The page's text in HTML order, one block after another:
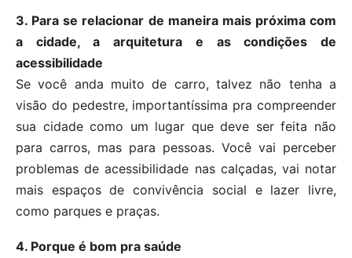
3. Para se relacionar de maneira mais próxima com
a cidade, a arquitetura e as condições de
acessibilidade
Se você anda muito de carro, talvez não tenha a
visão do pedestre, importantíssima pra compreender
sua cidade como um lugar que deve ser feita não
para carros, mas para pessoas. Você vai perceber
problemas de acessibilidade nas calçadas, vai notar
mais espaços de convivência social e lazer livre,
como parques e praças.
4. Porque é bom pra saúde